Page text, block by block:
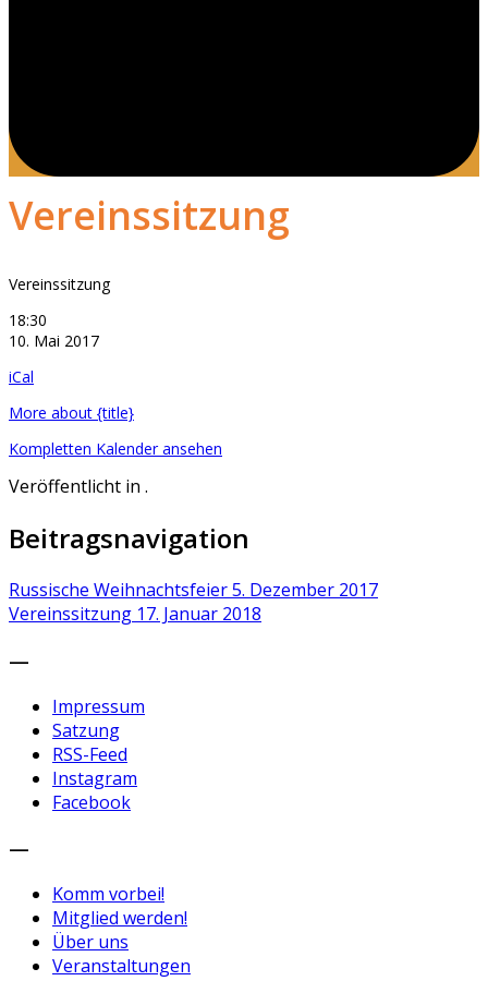
Vereinssitzung
Vereinssitzung
18:30
10. Mai 2017
iCal
More about {title}
Kompletten Kalender ansehen
Veröffentlicht in .
Beitragsnavigation
Russische Weihnachtsfeier5. Dezember 2017
Vereinssitzung 17. Januar 2018
—
Impressum
Satzung
RSS-Feed
Instagram
Facebook
—
Komm vorbei!
Mitglied werden!
Über uns
Veranstaltungen